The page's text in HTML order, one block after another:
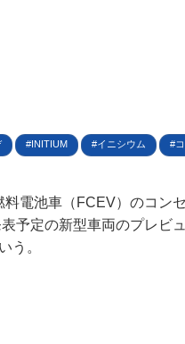
INITIUM イニシウム
電池車（FCEV）のコン
予定の新型車両のプレビ
う。